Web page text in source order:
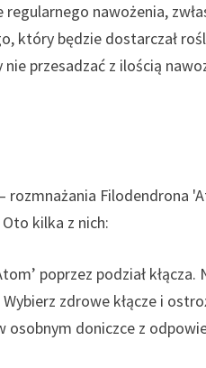
nawożenia,
który będzie dostarczał
przesadzać z ilością
Filodendrona
kilka z nich:
poprzez podział
zdrowe kłącze i
osobnym doniczce z